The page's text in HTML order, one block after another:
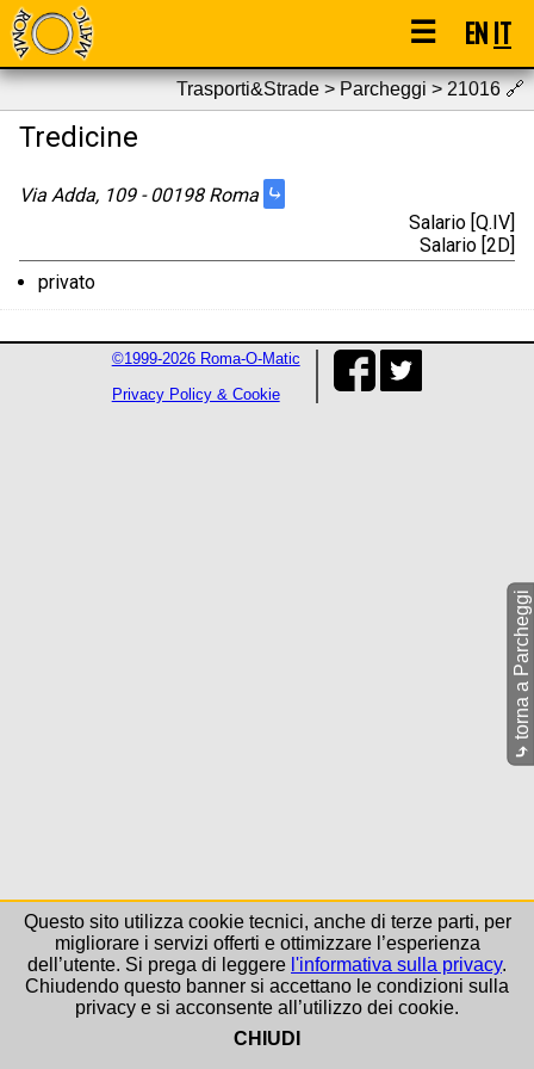
☰ ENIT
Trasporti&Strade > Parcheggi > 21016🔗
Tredicine
Via Adda, 109 - 00198 Roma ⤷
Salario [Q.IV]
Salario [2D]
privato
⤷
torna a Parcheggi
©1999-2026 Roma-O-Matic
Privacy Policy & Cookie
Questo sito utilizza cookie tecnici, anche di terze parti, per
migliorare i servizi offerti e ottimizzare l’esperienza
dell’utente. Si prega di leggere l'informativa sulla privacy.
Chiudendo questo banner si accettano le condizioni sulla
privacy e si acconsente all’utilizzo dei cookie.
CHIUDI